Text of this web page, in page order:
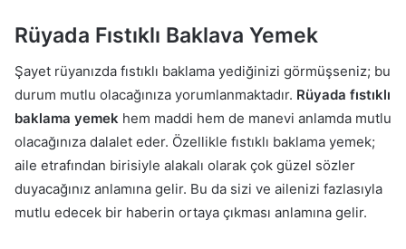
Rüyada Fıstıklı Baklava Yemek
Şayet rüyanızda fıstıklı baklama yediğinizi görmüşseniz; bu
durum mutlu olacağınıza yorumlanmaktadır. Rüyada fıstıklı
baklama yemek hem maddi hem de manevi anlamda mutlu
olacağınıza dalalet eder. Özellikle fıstıklı baklama yemek;
aile etrafından birisiyle alakalı olarak çok güzel sözler
duyacağınız anlamına gelir. Bu da sizi ve ailenizi fazlasıyla
mutlu edecek bir haberin ortaya çıkması anlamına gelir.